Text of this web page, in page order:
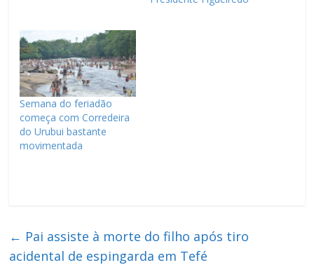
Semana do feriadão
começa com Corredeira
do Urubui bastante
movimentada
← Pai assiste à morte do filho após tiro
acidental de espingarda em Tefé